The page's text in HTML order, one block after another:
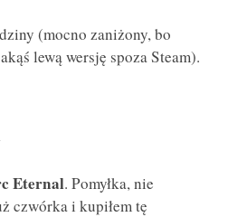
(mocno zaniżony, bo
lewą wersję spoza Steam).
Eternal. Pomyłka, nie
czwórka i kupiłem tę